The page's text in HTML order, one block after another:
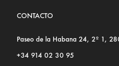
CONTACTO
Paseo de la Habana 24, 2º 1,
+34 914 02 30 95